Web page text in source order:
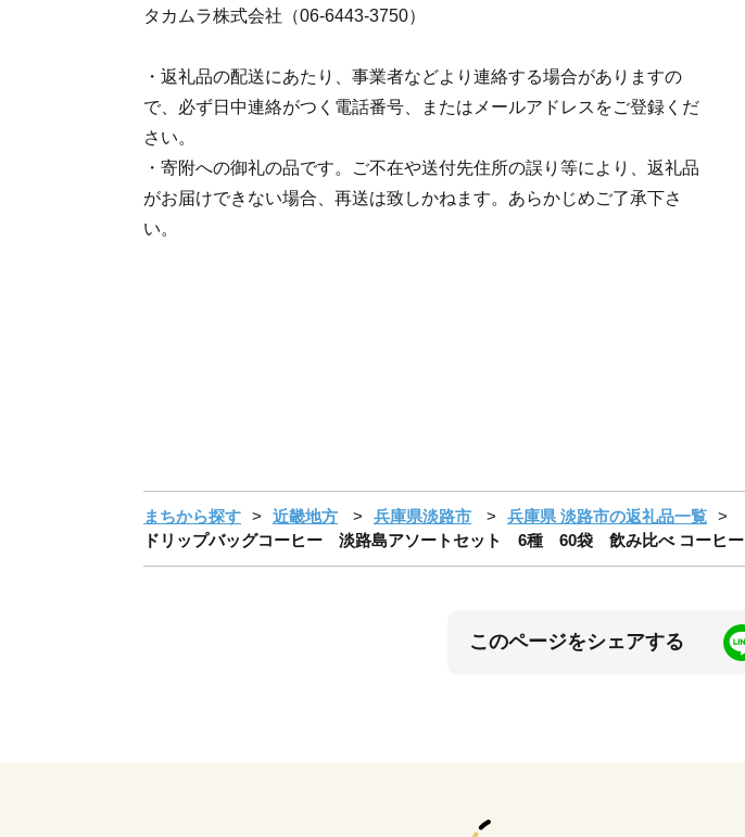
タカムラ株式会社（06-6443-3750）
・返礼品の配送にあたり、事業者などより連絡する場合がありますの
で、必ず日中連絡がつく電話番号、またはメールアドレスをご登録くだ
さい。
・寄附への御礼の品です。ご不在や送付先住所の誤り等により、返礼品
がお届けできない場合、再送は致しかねます。あらかじめご了承下さ
い。
まちから探す 近畿地方 兵庫県淡路市
兵庫県 淡路市の返礼品一覧
ドリップバッグコーヒー 淡路島アソートセット 6種 60袋 飲み比べ コーヒー
このページをシェアする